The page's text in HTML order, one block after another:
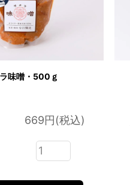
味噌・500ｇ
669円(税込)